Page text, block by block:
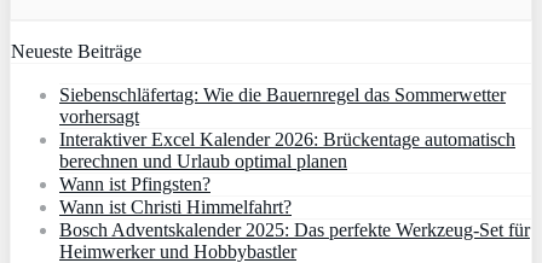
Neueste Beiträge
Siebenschläfertag: Wie die Bauernregel das Sommerwetter
vorhersagt
Interaktiver Excel Kalender 2026: Brückentage automatisch
berechnen und Urlaub optimal planen
Wann ist Pfingsten?
Wann ist Christi Himmelfahrt?
Bosch Adventskalender 2025: Das perfekte Werkzeug-Set für
Heimwerker und Hobbybastler